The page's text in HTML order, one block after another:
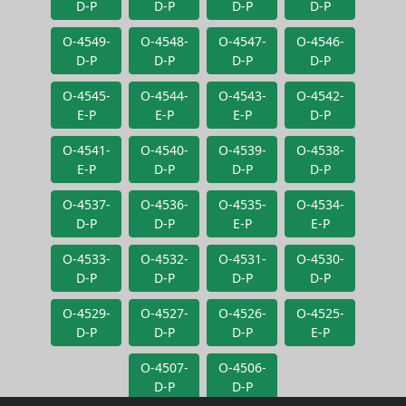
D-P D-P D-P D-P
O-4549-
D-P
O-4548-
D-P
O-4547-
D-P
O-4546-
D-P
O-4545-
E-P
O-4544-
E-P
O-4543-
E-P
O-4542-
D-P
O-4541-
E-P
O-4540-
D-P
O-4539-
D-P
O-4538-
D-P
O-4537-
D-P
O-4536-
D-P
O-4535-
E-P
O-4534-
E-P
O-4533-
D-P
O-4532-
D-P
O-4531-
D-P
O-4530-
D-P
O-4529-
D-P
O-4527-
D-P
O-4526-
D-P
O-4525-
E-P
O-4507-
D-P
O-4506-
D-P